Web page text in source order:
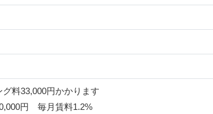
料33,000円かかります
円 毎月賃料1.2%